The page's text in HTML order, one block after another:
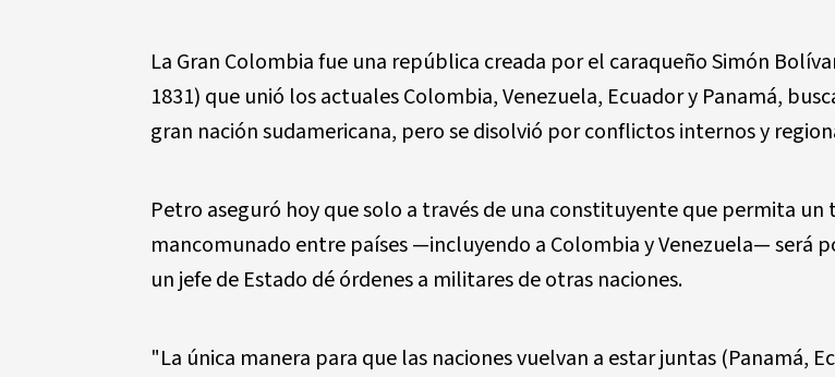
La Gran Colombia fue una república creada por el caraqueño Simón
1831) que unió los actuales Colombia, Venezuela, Ecuador y Panamá,
gran nación sudamericana, pero se disolvió por conflictos internos y
Petro aseguró hoy que solo a través de una constituyente que permita un
mancomunado entre países —incluyendo a Colombia y Venezuela— será
un jefe de Estado dé órdenes a militares de otras naciones.
"La única manera para que las naciones vuelvan a estar juntas (Panamá,